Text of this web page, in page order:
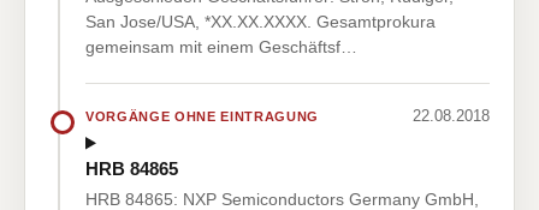
San Jose/USA, *XX.XX.XXXX. Gesamtprokura
gemeinsam mit einem Geschäftsf…
VORGÄNGE OHNE EINTRAGUNG 22.08.2018
HRB 84865
HRB 84865: NXP Semiconductors Germany GmbH,